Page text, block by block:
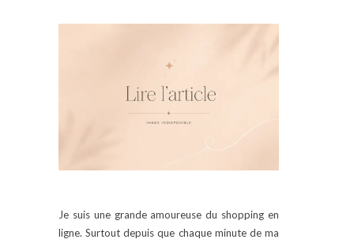
Je suis une grande amoureuse du shopping en
ligne. Surtout depuis que chaque minute de ma